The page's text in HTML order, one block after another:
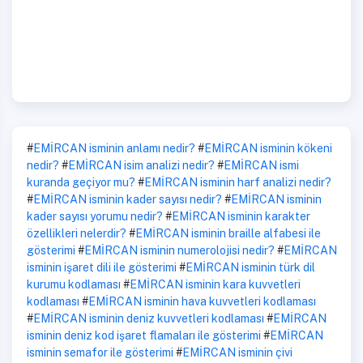
#EMİRCAN isminin anlamı nedir? #EMİRCAN isminin kökeni
nedir? #EMİRCAN isim analizi nedir? #EMİRCAN ismi
kuranda geçiyor mu? #EMİRCAN isminin harf analizi nedir?
#EMİRCAN isminin kader sayısı nedir? #EMİRCAN isminin
kader sayısı yorumu nedir? #EMİRCAN isminin karakter
özellikleri nelerdir? #EMİRCAN isminin braille alfabesi ile
gösterimi #EMİRCAN isminin numerolojisi nedir? #EMİRCAN
isminin işaret dili ile gösterimi #EMİRCAN isminin türk dil
kurumu kodlaması #EMİRCAN isminin kara kuvvetleri
kodlaması #EMİRCAN isminin hava kuvvetleri kodlaması
#EMİRCAN isminin deniz kuvvetleri kodlaması #EMİRCAN
isminin deniz kod işaret flamaları ile gösterimi #EMİRCAN
isminin semafor ile gösterimi #EMİRCAN isminin çivi